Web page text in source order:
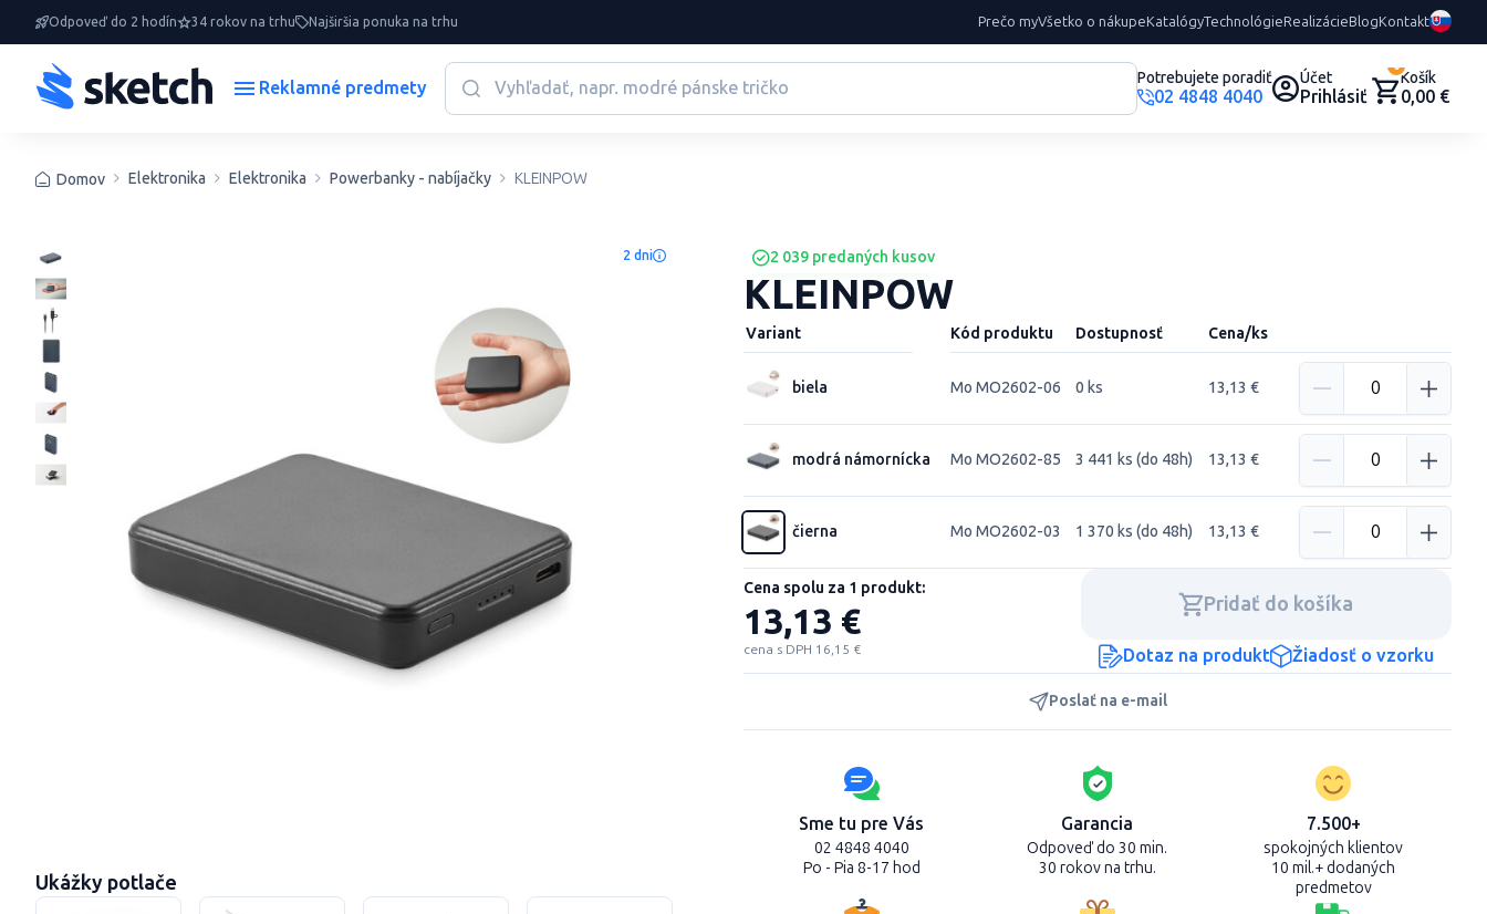
Odpoveď do 2 hodín 34 rokov na trhu Najširšia ponuka na trhu Prečo myVšetko o nákupeKatalógyTechnológieRealizácieBlogKontakt
Reklamné predmety Potrebujete poradiť
02 4848 4040
Účet
Prihlásiť
0
Košík
0,00 €
Domov Elektronika Elektronika Powerbanky - nabíjačky KLEINPOW
2 dni 2 039 predaných kusov
KLEINPOW
Variant Kód produktu Dostupnosť Cena/ks
biela Mo MO2602-06 0 ks 13,13 €
modrá námornícka Mo MO2602-85 3 441 ks (do 48h) 13,13 €
čierna Mo MO2602-03 1 370 ks (do 48h) 13,13 €
Cena spolu za 1 produkt:
13,13 €
cena s DPH 16,15 €
Pridať do košíka
Dotaz na produkt Žiadosť o vzorku
Poslať na e-mail
Sme tu pre Vás
02 4848 4040
Po - Pia 8-17 hod
Garancia
Odpoveď do 30 min.
30 rokov na trhu.
7.500+
spokojných klientov
10 mil.+ dodaných
predmetov
Ukážky potlače